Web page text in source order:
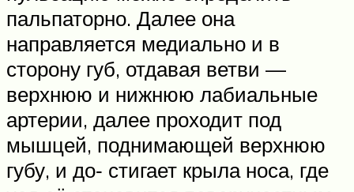
пальпаторно. Далее она
направляется медиально и в
сторону губ, отдавая ветви —
верхнюю и нижнюю лабиальные
артерии, далее проходит под
мышцей, поднимающей верхнюю
губу, и до‑ стигает крыла носа, где